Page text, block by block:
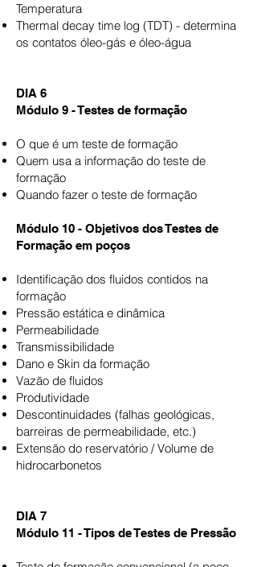
Temperatura
Thermal decay time log (TDT) - determina
os contatos óleo-gás e óleo-água
DIA 6
Módulo 9 - Testes de formação
O que é um teste de formação
Quem usa a informação do teste de
formação
Quando fazer o teste de formação
Módulo 10 - Objetivos dos Testes de
Formação em poços
Identificação dos fluidos contidos na
formação
Pressão estática e dinâmica
Permeabilidade
Transmissibilidade
Dano e Skin da formação
Vazão de fluidos
Produtividade
Descontinuidades (falhas geológicas,
barreiras de permeabilidade, etc.)
Extensão do reservatório / Volume de
hidrocarbonetos
DIA 7
Módulo 11 - Tipos de Testes de Pressão